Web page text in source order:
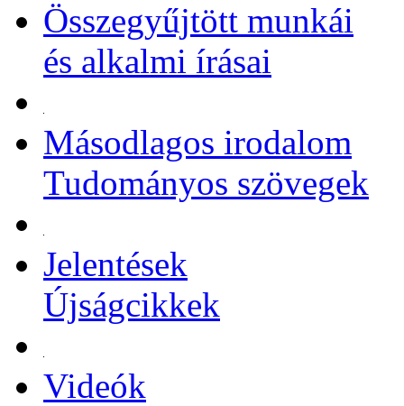
Összegyűjtött munkái
és alkalmi írásai
Másodlagos irodalom
Tudományos szövegek
Jelentések
Újságcikkek
Videók